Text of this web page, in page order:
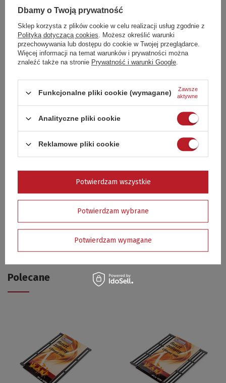
Styczeń 2026
Polecane
Dbamy o Twoją prywatność
Sklep korzysta z plików cookie w celu realizacji usług zgodnie z
Polityką dotyczącą cookies. Możesz określić warunki
przechowywania lub dostępu do cookie w Twojej przeglądarce.
Więcej informacji na temat warunków i prywatności można
znaleźć także na stronie Prywatność i warunki Google.
Funkcjonalne pliki cookie (wymagane)
Zawsze
aktywne
Analityczne pliki cookie
Reklamowe pliki cookie
Potwierdzam wybrane
Potwierdzam wymagane
Potwierdzam wszystkie